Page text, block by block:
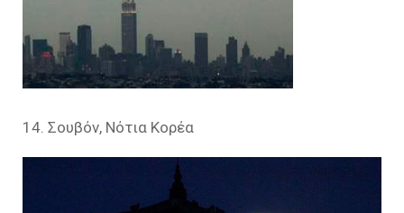
14. Σουβόν, Νότια Κορέα